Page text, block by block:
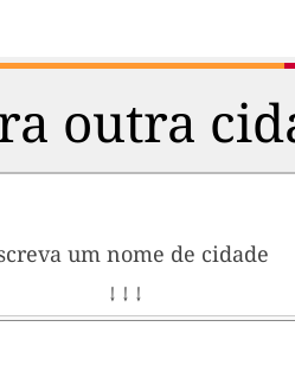
outra
um nome de cidade
↓ ↓ ↓